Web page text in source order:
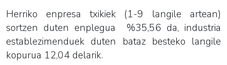
Herriko enpresa txikiek (1-9 langile artean)
sortzen duten enplegua %35,56 da, industria
establezimenduek duten bataz besteko langile
kopurua 12,04 delarik.